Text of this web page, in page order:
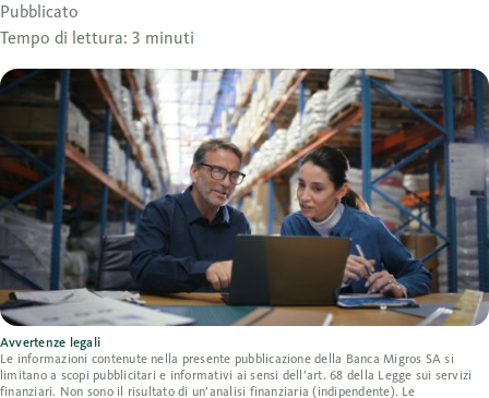
Pubblicato
Tempo di lettura: 3 minuti
Avvertenze legali
Le informazioni contenute nella presente pubblicazione della Banca Migros SA si
limitano a scopi pubblicitari e informativi ai sensi dell’art. 68 della Legge sui servizi
finanziari. Non sono il risultato di un’analisi finanziaria (indipendente). Le